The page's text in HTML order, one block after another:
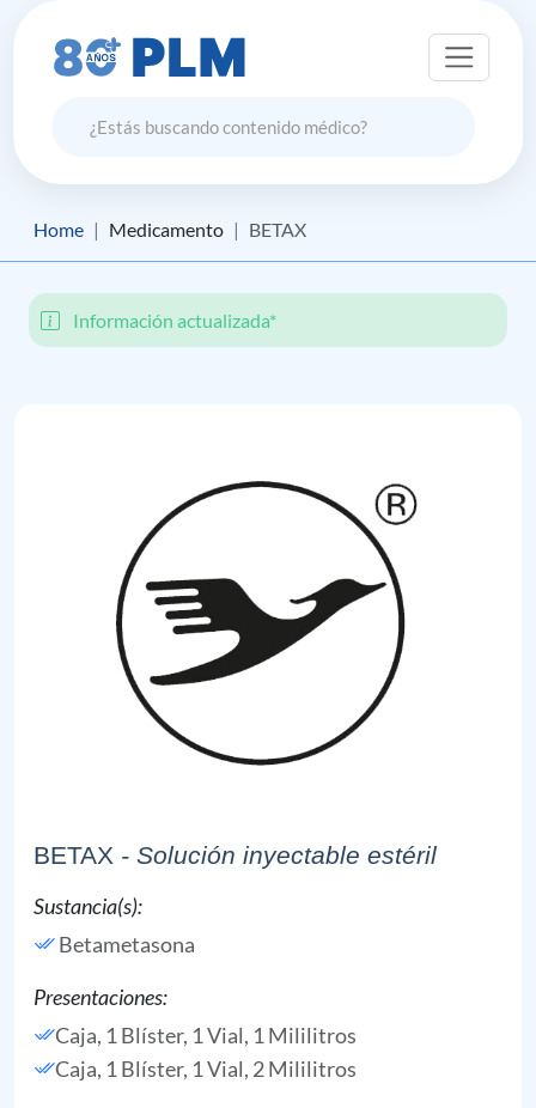
Home Medicamento BETAX
Información actualizada*
BETAX - Solución inyectable estéril
Sustancia(s):
Betametasona
Presentaciones:
Caja, 1 Blíster, 1 Vial, 1 Mililitros
Caja, 1 Blíster, 1 Vial, 2 Mililitros